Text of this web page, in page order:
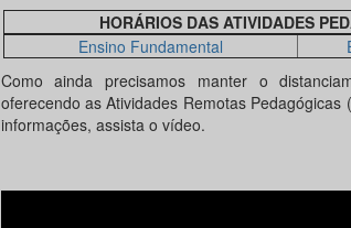
HORÁRIOS DAS ATIVIDADES
Ensino Fundamental
Como ainda precisamos manter o
oferecendo as Atividades Remotas
informações, assista o vídeo.